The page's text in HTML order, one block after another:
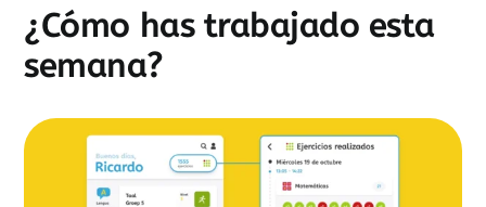
¿Cómo has trabajado esta
semana?